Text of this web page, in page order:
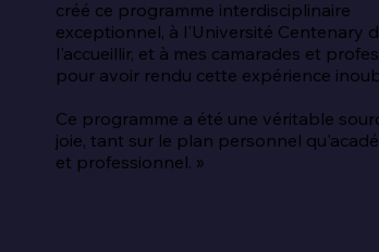
créé ce programme interdisciplinaire
exceptionnel, à l'Université Centenary
l'accueillir, et à mes camarades et
pour avoir rendu cette expérience
Ce programme a été une véritable
joie, tant sur le plan personnel
et professionnel. »